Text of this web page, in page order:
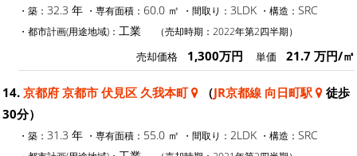
・築： 32.3 年 ・専有面積： 60.0 ㎡ ・間取り： 3LDK ・構造： SRC
・都市計画(用途地域)： 工業 （売却時期：2022年第2四半期）
売却価格 1,300万円 単価 21.7 万円/㎡
14. 京都府 京都市 伏見区 久我本町 （JR京都線 向日町駅
徒歩
30分）
・築： 31.3 年 ・専有面積： 55.0 ㎡ ・間取り： 2LDK ・構造： SRC